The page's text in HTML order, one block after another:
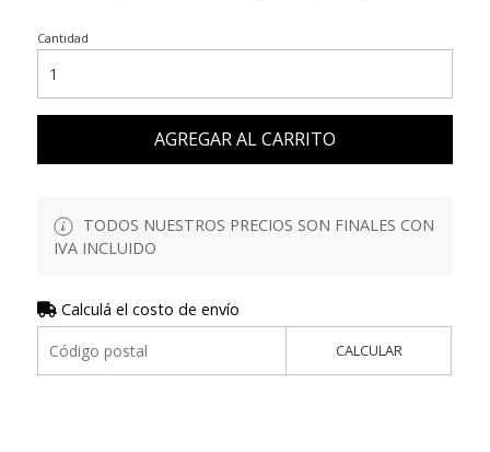
Cantidad
AGREGAR AL CARRITO
TODOS NUESTROS PRECIOS SON FINALES CON
IVA INCLUIDO
Calculá el costo de envío
CALCULAR